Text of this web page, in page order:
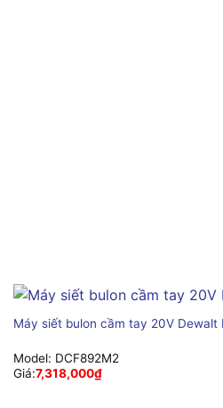
Máy siết bulon cầm tay 20V Dewalt
Model: DCF892M2
Giá:7,318,000₫